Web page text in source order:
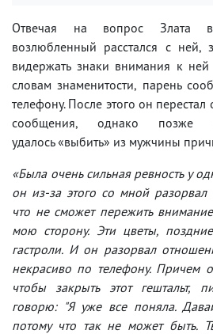
Отвечая на вопрос Злата
возлюбленный расстался с ней,
видержать знаки внимания к
словам знаменитости, парень
телефону. После этого он перестал
сообщения, однако позже
удалось «выбить» из мужчины
«Была очень сильная ревность у
он из-за этого со мной разорвал
что не сможет пережить
мою сторону. Эти цветы,
гастроли. И он разорвал
некрасиво по телефону. Причем
чтобы закрыть этот гештальт,
говорю: "Я уже все поняла.
потому что так не может быть.